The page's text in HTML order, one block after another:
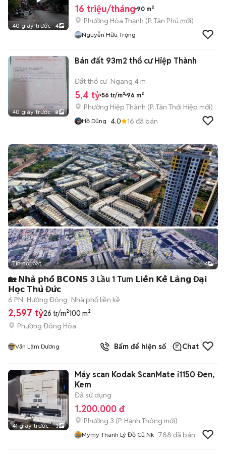
40 giây trước 4
16 triệu/tháng 90 m²
Phường Hòa Thạnh (P. Tân Phú mới)
Nguyễn Hữu Trọng
40 giây trước 8
Bán đất 93m2 thổ cư Hiệp Thành
Đất thổ cư Ngang 4 m
5,4 tỷ 56 tr/m² 96 m²
Phường Hiệp Thành (P. Tân Thới Hiệp mới)
Hồ Dũng 4.0 16 đã bán
Tin nổi bật 4
🏡 𝗡𝗵𝗮̀ 𝗽𝗵𝗼̂́ 𝗕𝗖𝗢𝗡𝗦 3 Lầu 1 Tum 𝗟𝗶𝗲̂̀𝗻 𝗞𝗲̂̀ 𝗟𝗮̀𝗻𝗴 Đ𝗮̣𝗶
𝗛𝗼̣𝗰 𝗧𝗵𝘂̉ Đ𝘂̛́𝗰
6 PN Hướng Đông Nhà phố liền kề
2,597 tỷ26 tr/m²100 m²
Phường Đông Hòa
Văn Lâm Dương Bấm để hiện số Chat
41 giây trước 3
Máy scan Kodak ScanMate i1150 Đen,
Kem
Đã sử dụng
1.200.000 đ
Phường 3 (P. Hạnh Thông mới)
Mymy Thanh Lý Đồ Cũ Nk 788 đã bán